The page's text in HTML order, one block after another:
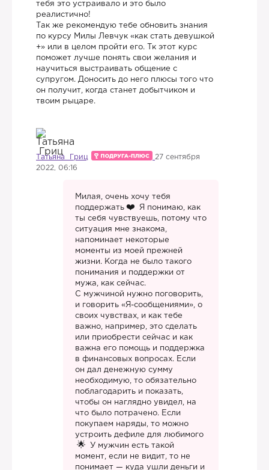
тебя это устраивало и это было
реалистично!
Так же рекомендую тебе обновить знания
по курсу Милы Левчук «как стать девушкой
+» или в целом пройти его. Тк этот курс
поможет лучше понять свои желания и
научиться выстраивать общение с
супругом. Доносить до него плюсы того что
он получит, когда станет добытчиком и
твоим рыцаре.
Татьяна Гриц
27 сентября
2022, 06:16
Милая, очень хочу тебя
поддержать
Я понимаю, как
ты себя чувствуешь, потому что
ситуация мне знакома,
напоминает некоторые
моменты из моей прежней
жизни. Когда не было такого
понимания и поддержки от
мужа, как сейчас.
С мужчиной нужно поговорить,
и говорить «Я-сообщениями», о
своих чувствах, и как тебе
важно, например, это сделать
или приобрести сейчас и как
важна его помощь и поддержка
в финансовых вопросах. Если
он дал денежную сумму
необходимую, то обязательно
поблагодарить и показать,
чтобы он наглядно увидел, на
что было потрачено. Если
покупаем наряды, то можно
устроить дефиле для любимого
У мужчин есть такой
момент, если не видит, то не
понимает — куда ушли деньги и